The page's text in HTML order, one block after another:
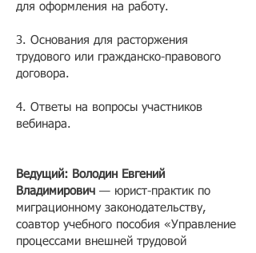
для оформления на работу.
3. Основания для расторжения
трудового или гражданско-правового
договора.
4. Ответы на вопросы участников
вебинара.
Ведущий: Володин Евгений
Владимирович — юрист-практик по
миграционному законодательству,
соавтор учебного пособия «Управление
процессами внешней трудовой